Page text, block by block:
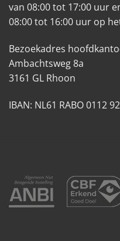
van 08:00 tot 17:00 uur
08:00 tot 16:00 uur op
Bezoekadres
Ambachtsweg 8a
3161 GL Rhoon
IBAN: NL61 RABO 0112